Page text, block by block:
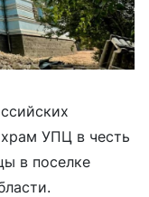
УПЦ в честь
в поселке